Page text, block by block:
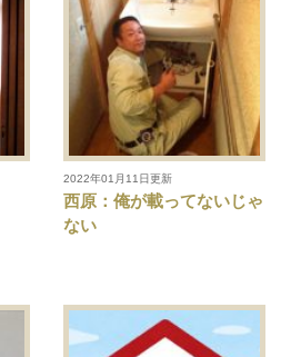
2022年01月11日更新
西原：俺が載ってないじゃ
ない